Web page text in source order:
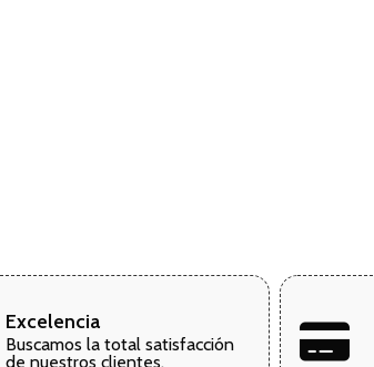
Excelencia
Buscamos la total satisfacción
de nuestros clientes.